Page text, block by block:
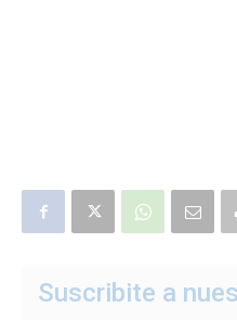
Suscribite a